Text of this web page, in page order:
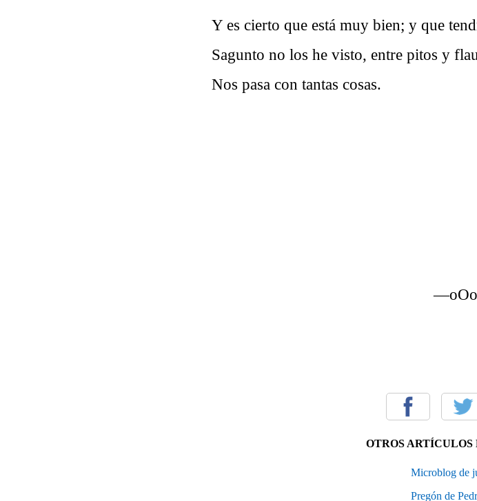
Y es cierto que está muy bien; y que
Sagunto no los he visto, entre pitos y
Nos pasa con tantas cosas.
OTROS ARTÍCULOS
Microblog de
Pregón de